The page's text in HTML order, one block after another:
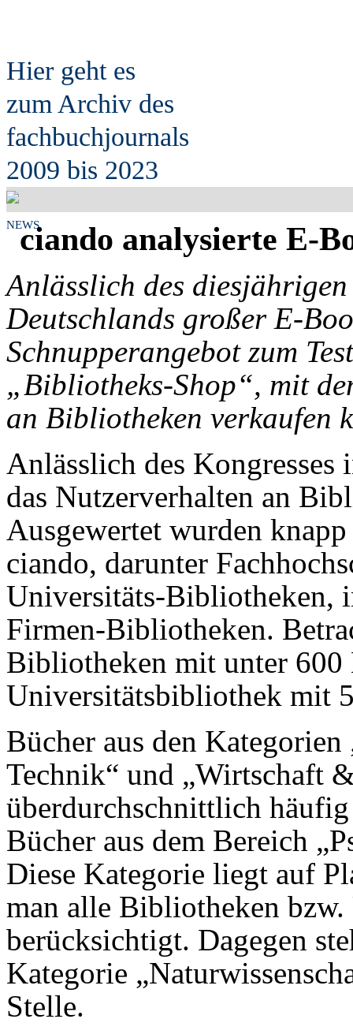
Hier geht es
zum Archiv des
fachbuchjournals
2009 bis 2023
NEWS
ciando analysierte E-
Anlässlich des
Deutschlands großer E-
Schnupperangebot zum
„Bibliotheks-Shop“, mit
an Bibliotheken verkaufen
Anlässlich des
das Nutzerverhalten an
Ausgewertet wurden
ciando, darunter
Universitäts-Bibliotheken,
Firmen-Bibliotheken.
Bibliotheken mit unter
Universitätsbibliothek mit
Bücher aus den
Technik“ und „Wirtschaft
überdurchschnittlich
Bücher aus dem Bereich
Diese Kategorie liegt auf
man alle Bibliotheken
berücksichtigt. Dagegen
Kategorie
Stelle.